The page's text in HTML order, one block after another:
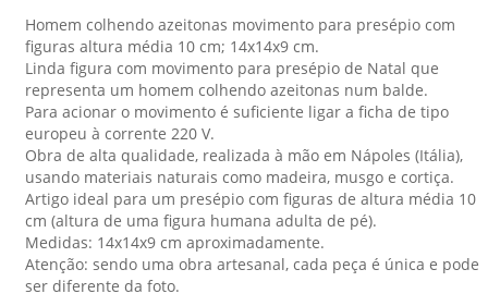
Homem colhendo azeitonas movimento para presépio com
figuras altura média 10 cm; 14x14x9 cm.
Linda figura com movimento para presépio de Natal que
representa um homem colhendo azeitonas num balde.
Para acionar o movimento é suficiente ligar a ficha de tipo
europeu à corrente 220 V.
Obra de alta qualidade, realizada à mão em Nápoles (Itália),
usando materiais naturais como madeira, musgo e cortiça.
Artigo ideal para um presépio com figuras de altura média 10
cm (altura de uma figura humana adulta de pé).
Medidas: 14x14x9 cm aproximadamente.
Atenção: sendo uma obra artesanal, cada peça é única e pode
ser diferente da foto.